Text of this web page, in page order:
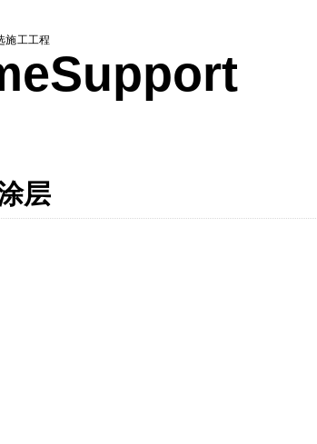
施工工程
层